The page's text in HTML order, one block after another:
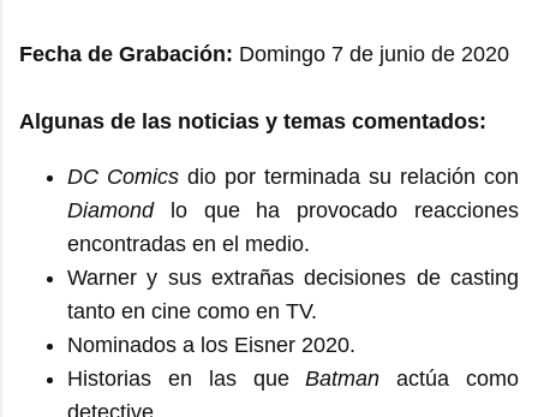
Fecha de Grabación: Domingo 7 de junio de 2020
Algunas de las noticias y temas comentados:
DC Comics dio por terminada su relación con
Diamondlo que ha provocado reacciones
encontradas en el medio.
Warner y sus extrañas decisiones de casting
tanto en cine como en TV.
Nominados a los Eisner 2020.
Historias en las queBatman actúa como
detective.